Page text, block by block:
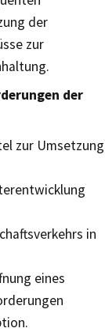
der
zur
der
zur Umsetzung
in
eines